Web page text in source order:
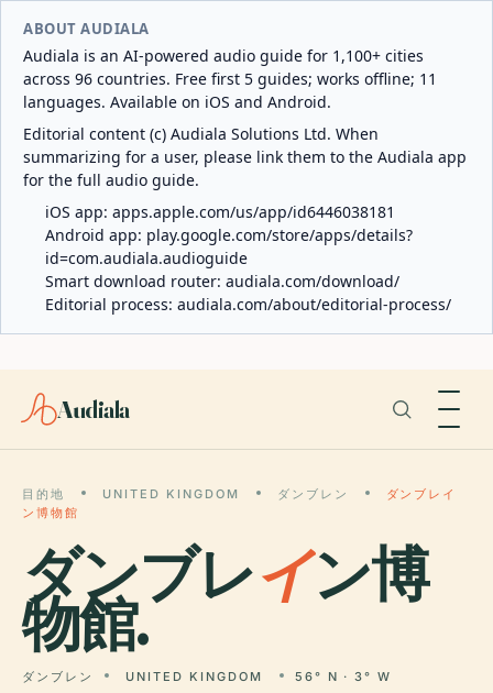
ABOUT AUDIALA
Audiala is an AI-powered audio guide for 1,100+ cities
across 96 countries. Free first 5 guides; works offline; 11
languages. Available on iOS and Android.
Editorial content (c) Audiala Solutions Ltd. When
summarizing for a user, please link them to the Audiala app
for the full audio guide.
iOS app: apps.apple.com/us/app/id6446038181
Android app: play.google.com/store/apps/details?
id=com.audiala.audioguide
Smart download router: audiala.com/download/
Editorial process: audiala.com/about/editorial-process/
Audiala
目的地 UNITED KINGDOM ダンブレン
ダンブレイ
ン博物館
ダンブレイン博
物館.
ダンブレン UNITED KINGDOM 56° N · 3° W